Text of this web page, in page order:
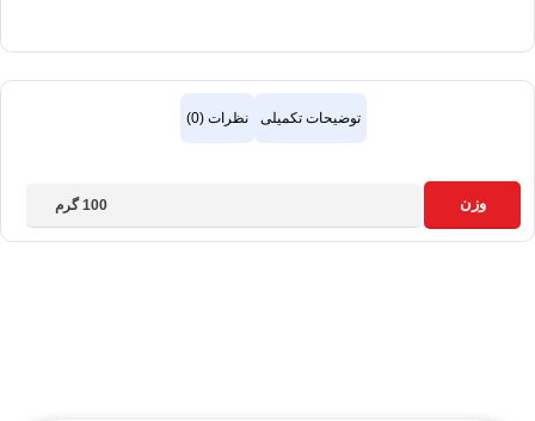
توضیحات تکمیلی نظرات (0)
وزن 100 گرم